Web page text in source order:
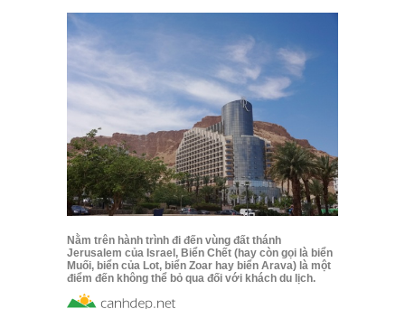
Nằm trên hành trình đi đến vùng đất thánh
Jerusalem của Israel, Biển Chết (hay còn gọi là biển
Muối, biển của Lot, biển Zoar hay biển Arava) là một
điểm đến không thể bỏ qua đối với khách du lịch.